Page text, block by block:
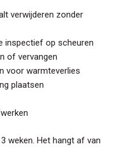
verwijderen zonder
inspectief op scheuren
of vervangen
voor warmteverlies
plaatsen
weken. Het hangt af van